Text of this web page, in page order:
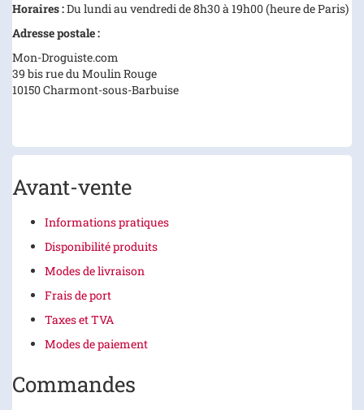
Horaires :Du lundi au vendredi de 8h30 à 19h00 (heure de Paris)
Adresse postale :
Mon-Droguiste.com
39 bis rue du Moulin Rouge
10150 Charmont-sous-Barbuise
Avant-vente
Informations pratiques
Disponibilité produits
Modes de livraison
Frais de port
Taxes et TVA
Modes de paiement
Commandes